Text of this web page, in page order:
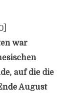
]
war
auf die die
August